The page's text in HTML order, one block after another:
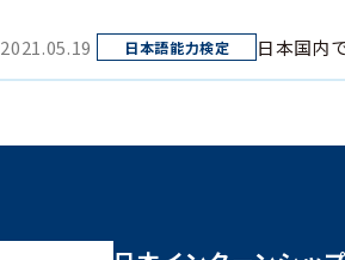
2021.05.19 日本国内